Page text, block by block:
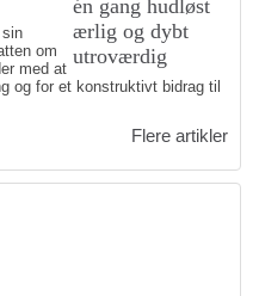
om
med at
og for et konstruktivt bidrag til
Flere artikler